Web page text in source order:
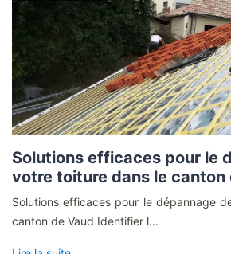
Solutions efficaces pour le
votre toiture dans le canton
Solutions efficaces pour le dépannage
canton de Vaud Identifier l...